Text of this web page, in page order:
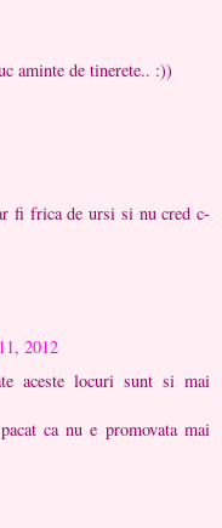
aminte de tinerete.. :))
fi frica de ursi si nu cred c-
2012
aceste locuri sunt si mai
ca nu e promovata mai